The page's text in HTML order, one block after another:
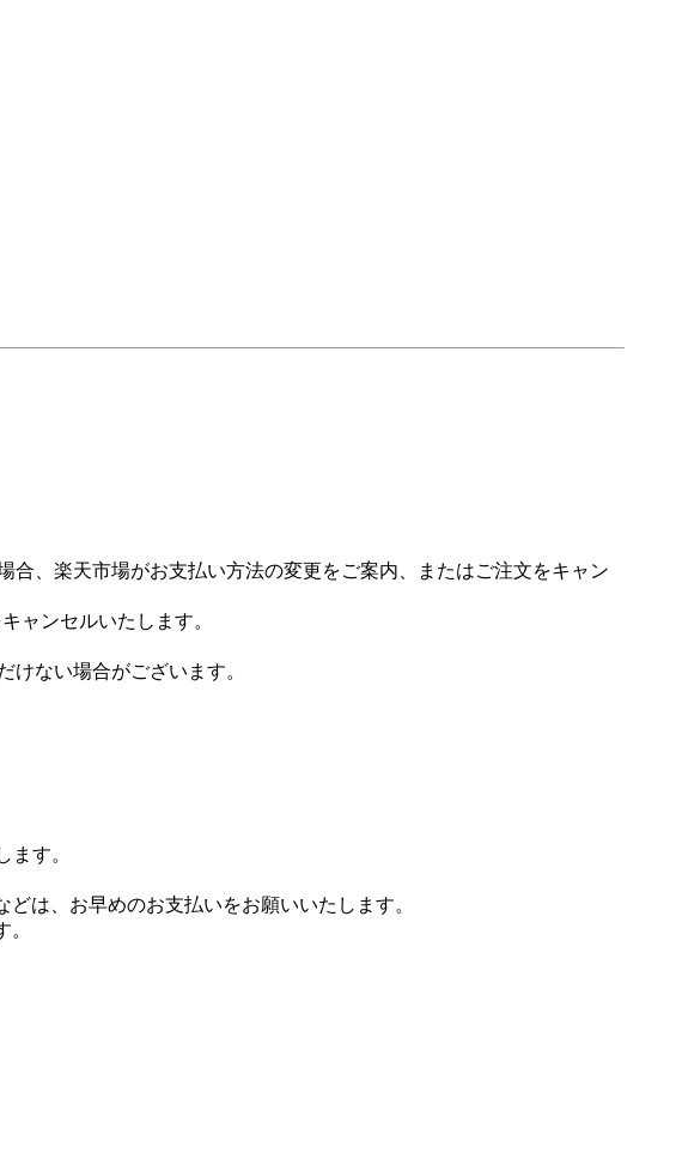
合、楽天市場がお支払い方法の変更をご案内、またはご注文をキャン
ャンセルいたします。
けない場合がございます。
す。
は、お早めのお支払いをお願いいたします。